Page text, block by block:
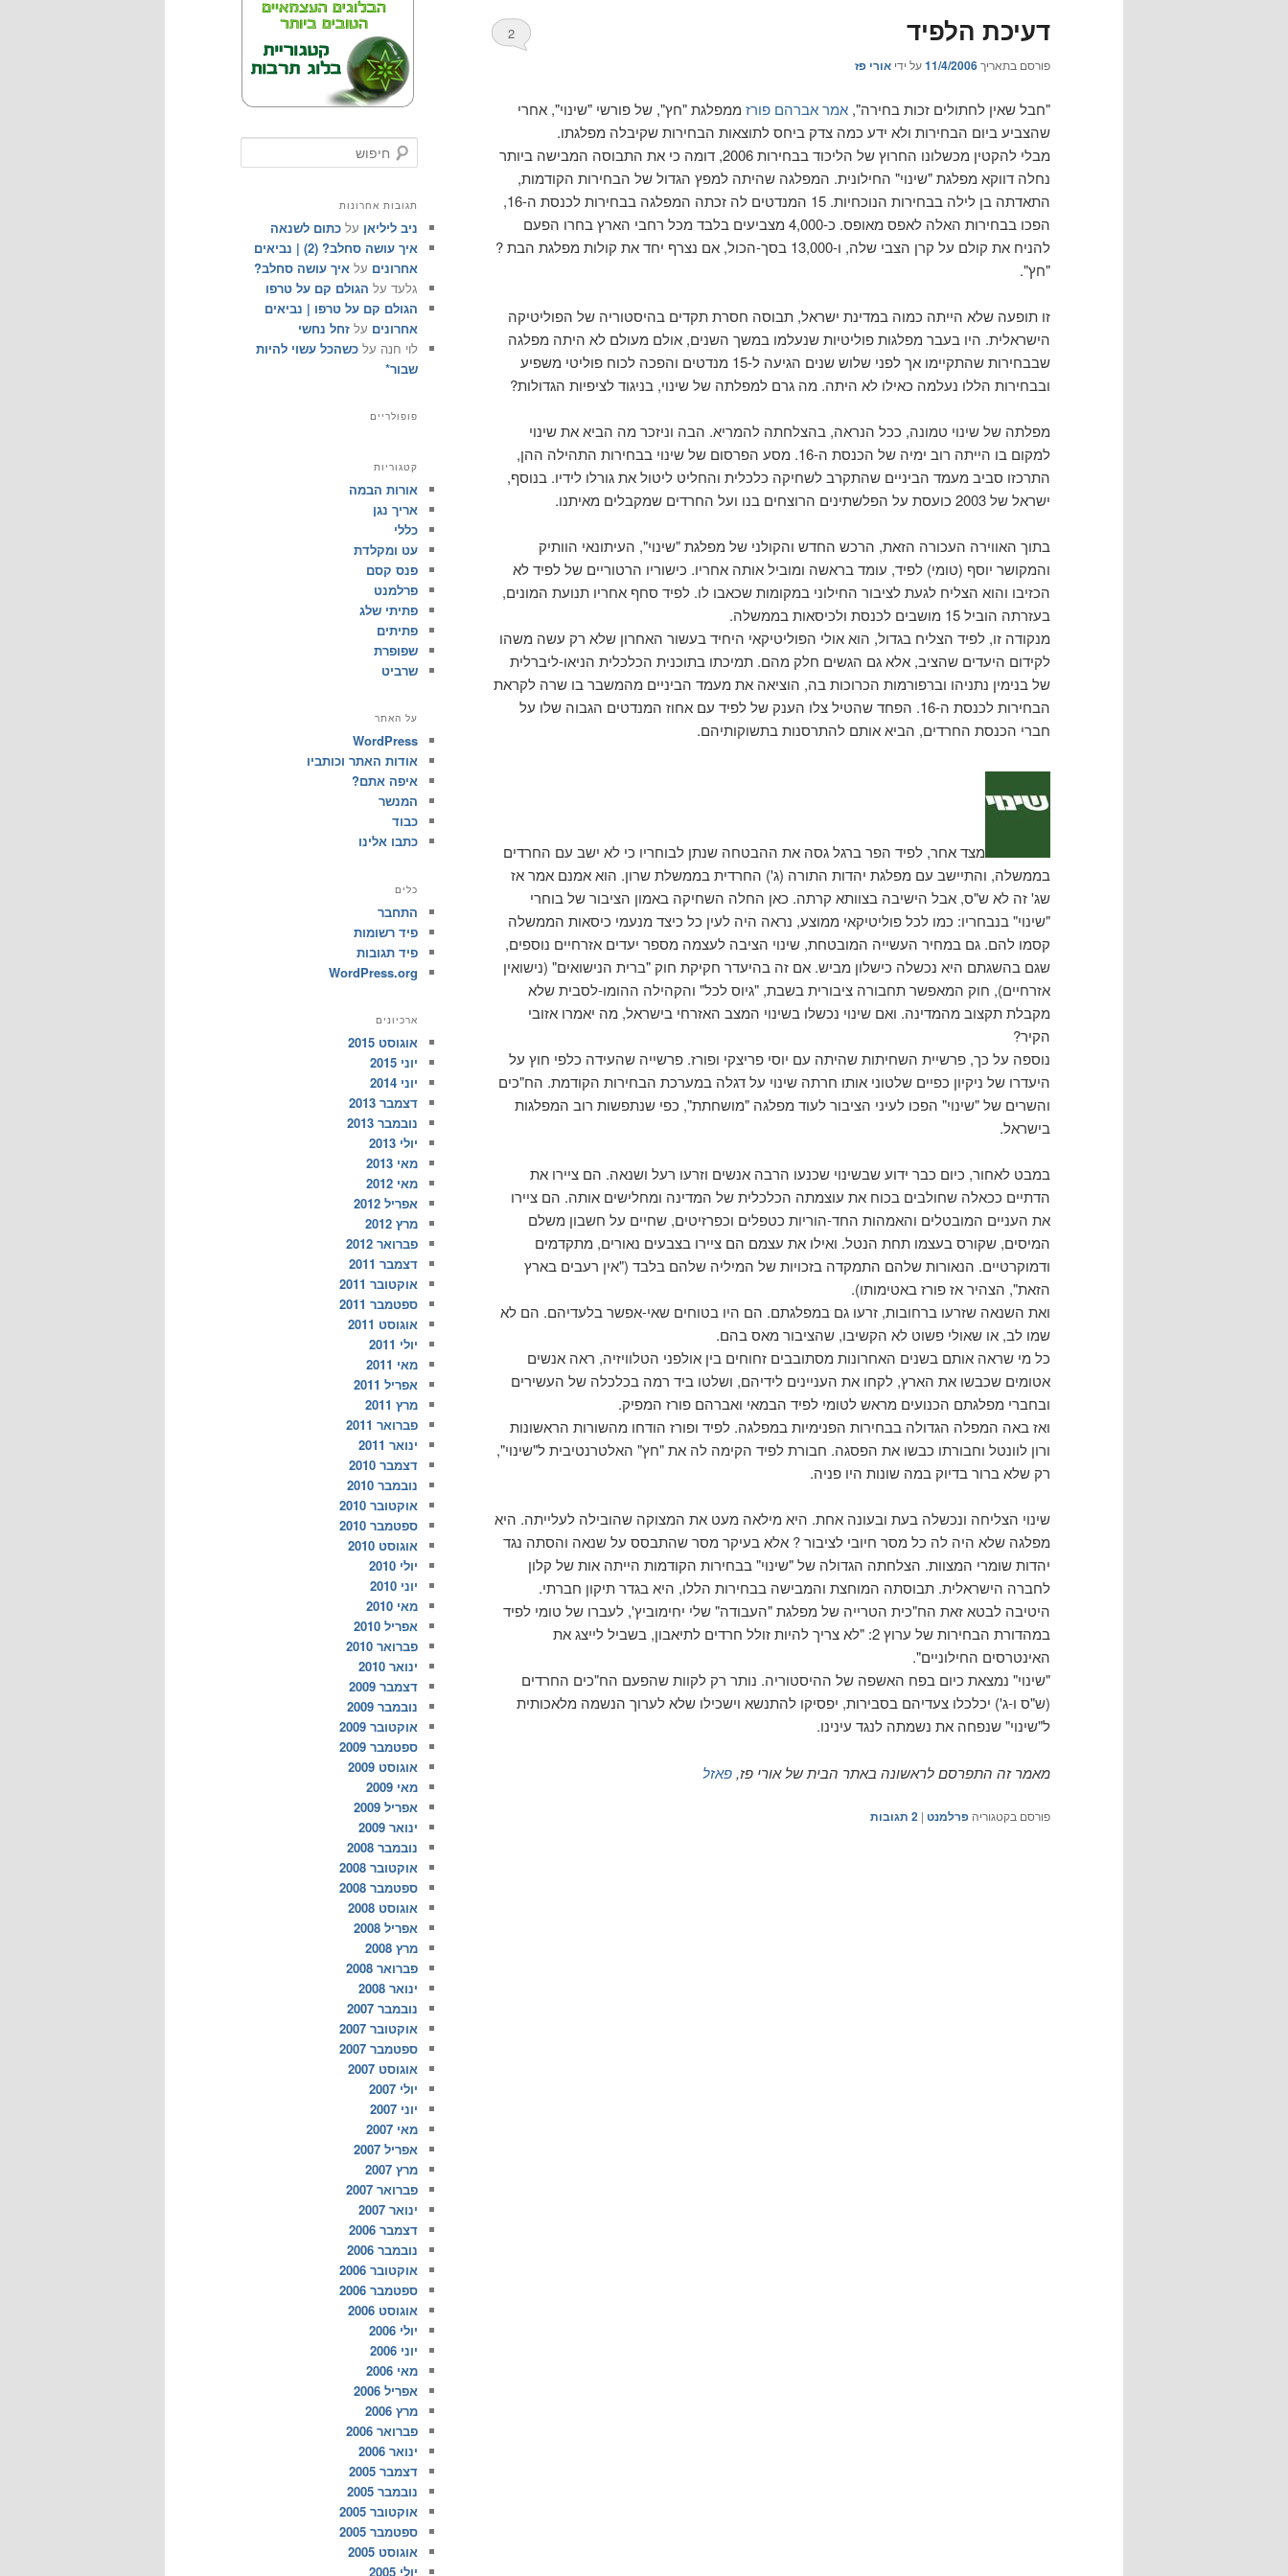
דעיכת הלפיד
פורסם בתאריך11/4/2006על ידי אורי פז
2
"חבל שאין לחתולים זכות בחירה", אמר אברהם פורז ממפלגת "חץ", של פורשי "שינוי", אחרי
שהצביע ביום הבחירות ולא ידע כמה צדק ביחס לתוצאות הבחירות שקיבלה מפלגתו.
מבלי להקטין מכשלונו החרוץ של הליכוד בבחירות 2006, דומה כי את התבוסה המבישה ביותר
נחלה דווקא מפלגת "שינוי" החילונית. המפלגה שהיתה למפץ הגדול של הבחירות הקודמות,
התאדתה בן לילה בבחירות הנוכחיות. 15 המנדטים לה זכתה המפלגה בבחירות לכנסת ה-16,
הפכו בבחירות האלה לאפס מאופס. כ-4,000 מצביעים בלבד מכל רחבי הארץ בחרו הפעם
להניח את קולם על קרן הצבי שלה, ו-13,000 בסך-הכול, אם נצרף יחד את קולות מפלגת הבת ?
"חץ".
זו תופעה שלא הייתה כמוה במדינת ישראל, תבוסה חסרת תקדים בהיסטוריה של הפוליטיקה
הישראלית. היו בעבר מפלגות פוליטיות שנעלמו במשך השנים, אולם מעולם לא היתה מפלגה
שבבחירות שהתקיימו אך לפני שלוש שנים הגיעה ל-15 מנדטים והפכה לכוח פוליטי משפיע
ובבחירות הללו נעלמה כאילו לא היתה. מה גרם למפלתה של שינוי, בניגוד לציפיות הגדולות?
מפלתה של שינוי טמונה, ככל הנראה, בהצלחתה להמריא. הבה וניזכר מה הביא את שינוי
למקום בו הייתה רוב ימיה של הכנסת ה-16. מסע הפרסום של שינוי בבחירות התהילה ההן,
התרכזו סביב מעמד הביניים שהתקרב לשחיקה כלכלית והחליט ליטול את גורלו לידיו. בנוסף,
ישראל של 2003 כועסת על הפלשתינים הרוצחים בנו ועל החרדים שמקבלים מאיתנו.
בתוך האווירה העכורה הזאת, הרכש החדש והקולני של מפלגת "שינוי", העיתונאי הוותיק
והמקושר יוסף (טומי) לפיד, עומד בראשה ומוביל אותה אחריו. כישוריו הרטוריים של לפיד לא
הכזיבו והוא הצליח לגעת לציבור החילוני במקומות שכאבו לו. לפיד סחף אחריו תנועת המונים,
בעזרתה הוביל 15 מושבים לכנסת ולכיסאות בממשלה.
מנקודה זו, לפיד הצליח בגדול, הוא אולי הפוליטיקאי היחיד בעשור האחרון שלא רק עשה משהו
לקידום היעדים שהציב, אלא גם הגשים חלק מהם. תמיכתו בתוכנית הכלכלית הניאו-ליברלית
של בנימין נתניהו וברפורמות הכרוכות בה, הוציאה את מעמד הביניים מהמשבר בו שרה לקראת
הבחירות לכנסת ה-16. הפחד שהטיל צלו הענק של לפיד עם אחוז המנדטים הגבוה שלו על
חברי הכנסת החרדים, הביא אותם להתרסנות בתשוקותיהם.
מצד אחר, לפיד הפר ברגל גסה את ההבטחה שנתן לבוחריו כי לא ישב עם החרדים
בממשלה, והתיישב עם מפלגת יהדות התורה (ג') החרדית בממשלת שרון. הוא אמנם אמר אז
שג' זה לא ש"ס, אבל הישיבה בצוותא קרתה. כאן החלה השחיקה באמון הציבור של בוחרי
"שינוי" בנבחריו: כמו לכל פוליטיקאי ממוצע, נראה היה לעין כל כיצד מנעמי כיסאות הממשלה
קסמו להם. גם במחיר העשייה המובטחת, שינוי הציבה לעצמה מספר יעדים אזרחיים נוספים,
שגם בהשגתם היא נכשלה כישלון מביש. אם זה בהיעדר חקיקת חוק "ברית הנישואים" (נישואין
אזרחיים), חוק המאפשר תחבורה ציבורית בשבת, "גיוס לכל" והקהילה ההומו-לסבית שלא
מקבלת תקצוב מהמדינה. ואם שינוי נכשלו בשינוי המצב האזרחי בישראל, מה יאמרו אזובי
הקיר?
נוספה על כך, פרשיית השחיתות שהיתה עם יוסי פריצקי ופורז. פרשייה שהעידה כלפי חוץ על
היעדרו של ניקיון כפיים שלטוני אותו חרתה שינוי על דגלה במערכת הבחירות הקודמת. הח"כים
והשרים של "שינוי" הפכו לעיני הציבור לעוד מפלגה "מושחתת", כפי שנתפשות רוב המפלגות
בישראל.
במבט לאחור, כיום כבר ידוע שבשינוי שכנעו הרבה אנשים וזרעו רעל ושנאה. הם ציירו את
הדתיים ככאלה שחולבים בכוח את עוצמתה הכלכלית של המדינה ומחלישים אותה. הם ציירו
את העניים המובטלים והאמהות החד-הוריות כטפלים וכפרזיטים, שחיים על חשבון משלם
המיסים, שקורס בעצמו תחת הנטל. ואילו את עצמם הם ציירו בצבעים נאורים, מתקדמים
ודמוקרטיים. הנאורות שלהם התמקדה בזכויות של המיליה שלהם בלבד ("אין רעבים בארץ
הזאת", הצהיר אז פורז באטימותו).
ואת השנאה שזרעו ברחובות, זרעו גם במפלגתם. הם היו בטוחים שאי-אפשר בלעדיהם. הם לא
שמו לב, או שאולי פשוט לא הקשיבו, שהציבור מאס בהם.
כל מי שראה אותם בשנים האחרונות מסתובבים זחוחים בין אולפני הטלוויזיה, ראה אנשים
אטומים שכבשו את הארץ, לקחו את העניינים לידיהם, ושלטו ביד רמה בכלכלה של העשירים
ובחברי מפלגתם הכנועים מראש לטומי לפיד הבמאי ואברהם פורז המפיק.
ואז באה המפלה הגדולה בבחירות הפנימיות במפלגה. לפיד ופורז הודחו מהשורות הראשונות
ורון לוונטל וחבורתו כבשו את הפסגה. חבורת לפיד הקימה לה את "חץ" האלטרנטיבית ל"שינוי",
רק שלא ברור בדיוק במה שונות היו פניה.
שינוי הצליחה ונכשלה בעת ובעונה אחת. היא מילאה מעט את המצוקה שהובילה לעלייתה. היא
מפלגה שלא היה לה כל מסר חיובי לציבור ? אלא בעיקר מסר שהתבסס על שנאה והסתה נגד
יהדות שומרי המצוות. הצלחתה הגדולה של "שינוי" בבחירות הקודמות הייתה אות של קלון
לחברה הישראלית. תבוסתה המוחצת והמבישה בבחירות הללו, היא בגדר תיקון חברתי.
היטיבה לבטא זאת הח"כית הטרייה של מפלגת "העבודה" שלי יחימוביץ', לעברו של טומי לפיד
במהדורת הבחירות של ערוץ 2: "לא צריך להיות זולל חרדים לתיאבון, בשביל לייצג את
האינטרסים החילוניים".
"שינוי" נמצאת כיום בפח האשפה של ההיסטוריה. נותר רק לקוות שהפעם הח"כים החרדים
(ש"ס ו-ג') יכלכלו צעדיהם בסבירות, יפסיקו להתנשא וישכילו שלא לערוך הנשמה מלאכותית
ל"שינוי" שנפחה את נשמתה לנגד עינינו.
מאמר זה התפרסם לראשונה באתר הבית של אורי פז, פאזל
פורסם בקטגוריה פרלמנט |
2 תגובות
י
ותגובות אחרונות
ניב ליליאן על כתום לשנאה
איך עושה סחלב? (2) | נביאים
אחרונים על איך עושה סחלב?
גלעד על הגולם קם על טרפו
הגולם קם על טרפו | נביאים
אחרונים על זחל נחשי
לוי חנה על כשהכל עשוי להיות
שבור*
פופולריים
קטגוריות
אורות הבמה
אריך נגן
כללי
עט ומקלדת
פנס קסם
פרלמנט
פתיתי שלג
פתיתים
שפופרת
שרביט
על האתר
WordPress
אודות האתר וכותביו
איפה אתם?
המנשר
כבוד
כתבו אלינו
כלים
התחבר
פיד רשומות
פיד תגובות
WordPress.org
ארכיונים
אוגוסט 2015
יוני 2015
יוני 2014
דצמבר 2013
נובמבר 2013
יולי 2013
מאי 2013
מאי 2012
אפריל 2012
מרץ 2012
פברואר 2012
דצמבר 2011
אוקטובר 2011
ספטמבר 2011
אוגוסט 2011
יולי 2011
מאי 2011
אפריל 2011
מרץ 2011
פברואר 2011
ינואר 2011
דצמבר 2010
נובמבר 2010
אוקטובר 2010
ספטמבר 2010
אוגוסט 2010
יולי 2010
יוני 2010
מאי 2010
אפריל 2010
פברואר 2010
ינואר 2010
דצמבר 2009
נובמבר 2009
אוקטובר 2009
ספטמבר 2009
אוגוסט 2009
מאי 2009
אפריל 2009
ינואר 2009
נובמבר 2008
אוקטובר 2008
ספטמבר 2008
אוגוסט 2008
אפריל 2008
מרץ 2008
פברואר 2008
ינואר 2008
נובמבר 2007
אוקטובר 2007
ספטמבר 2007
אוגוסט 2007
יולי 2007
יוני 2007
מאי 2007
אפריל 2007
מרץ 2007
פברואר 2007
ינואר 2007
דצמבר 2006
נובמבר 2006
אוקטובר 2006
ספטמבר 2006
אוגוסט 2006
יולי 2006
יוני 2006
מאי 2006
אפריל 2006
מרץ 2006
פברואר 2006
ינואר 2006
דצמבר 2005
נובמבר 2005
אוקטובר 2005
ספטמבר 2005
אוגוסט 2005
יולי 2005